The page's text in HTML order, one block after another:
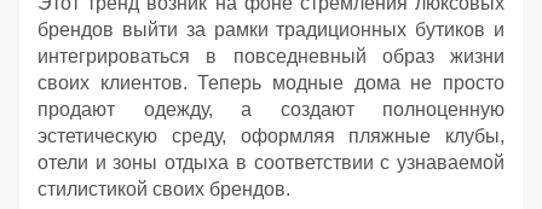
брендов выйти за рамки традиционных бутиков и
интегрироваться в повседневный образ жизни
своих клиентов. Теперь модные дома не просто
продают одежду, а создают полноценную
эстетическую среду, оформляя пляжные клубы,
отели и зоны отдыха в соответствии с узнаваемой
стилистикой своих брендов.